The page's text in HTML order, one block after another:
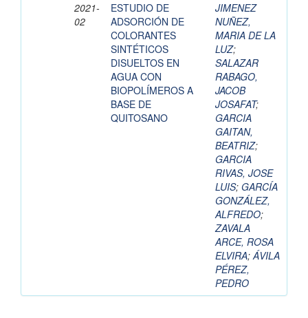
2021-
02
ESTUDIO DE
ADSORCIÓN DE
COLORANTES
SINTÉTICOS
DISUELTOS EN
AGUA CON
BIOPOLÍMEROS A
BASE DE
QUITOSANO
JIMENEZ
NUÑEZ,
MARIA DE LA
LUZ;
SALAZAR
RABAGO,
JACOB
JOSAFAT;
GARCIA
GAITAN,
BEATRIZ;
GARCIA
RIVAS, JOSE
LUIS; GARCÍA
GONZÁLEZ,
ALFREDO;
ZAVALA
ARCE, ROSA
ELVIRA;ÁVILA
PÉREZ,
PEDRO